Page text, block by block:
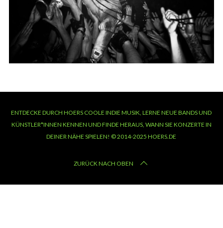
ENTDECKE DURCH HOERS COOLE INDIE MUSIK, LERNE NEUE BANDS UND
KÜNSTLER*INNEN KENNEN UND FINDE HERAUS, WANN SIE KONZERTE IN
DEINER NÄHE SPIELEN! © 2014-2025 HOERS.DE
ZURÜCK NACH OBEN